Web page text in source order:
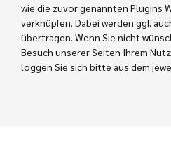
wie die zuvor genannten Plugins
verknüpfen. Dabei werden ggf.
übertragen. Wenn Sie nicht
Besuch unserer Seiten Ihrem
loggen Sie sich bitte aus dem